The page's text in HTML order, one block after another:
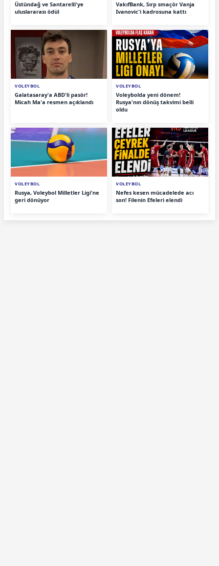
Üstündağ ve Santarelli'ye
uluslararası ödül
VakıfBank, Sırp smaçör Vanja
Ivanovic'i kadrosuna kattı
VOLEYBOL
Galatasaray'a ABD'li pasör!
Micah Ma'a resmen açıklandı
VOLEYBOL
Voleybolda yeni dönem!
Rusya'nın dönüş takvimi belli
oldu
VOLEYBOL
Rusya, Voleybol Milletler Ligi'ne
geri dönüyor
VOLEYBOL
Nefes kesen mücadelede acı
son! Filenin Efeleri elendi